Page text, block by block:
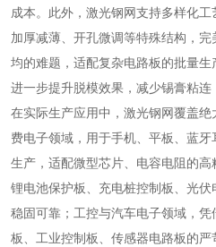
成本。此外，激光钢网支持多样化
加厚减薄、开孔微调等特殊结构，
均的难题，适配复杂电路板的批量
进一步提升脱模效果，减少锡膏粘连
在实际生产应用中，激光钢网覆盖
费电子领域，用于手机、平板、蓝
生产，适配微型芯片、电容电阻的
锂电池保护板、充电桩控制板、光
稳固可靠；工控与汽车电子领域，
板、工业控制板、传感器电路板的